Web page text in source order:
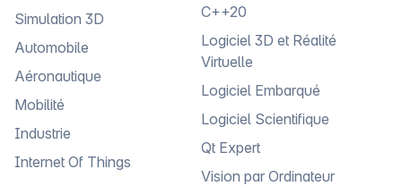
Simulation 3D
Automobile
Aéronautique
Mobilité
Industrie
Internet Of Things
C++20
Logiciel 3D et Réalité
Virtuelle
Logiciel Embarqué
Logiciel Scientifique
Qt Expert
Vision par Ordinateur